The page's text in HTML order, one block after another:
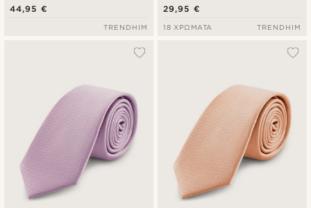
44,95 €
TRENDHIM
29,95 €
18 ΧΡΏΜΑΤΑ TRENDHIM